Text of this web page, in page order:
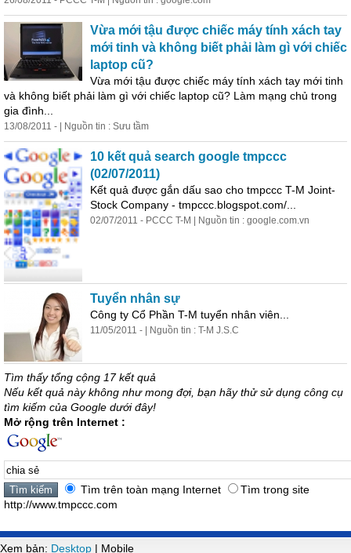
Vừa mới tậu được chiếc máy tính xách tay
mới tinh và không biết phải làm gì với chiếc
laptop cũ?
Vừa mới tậu được chiếc máy tính xách tay mới tinh
và không biết phải làm gì với chiếc laptop cũ? Làm mạng chủ trong
gia đình...
13/08/2011 - | Nguồn tin : Sưu tầm
10 kết quả search google tmpccc
(02/07/2011)
Kết quả được gắn dấu sao cho tmpccc T-M Joint-
Stock Company - tmpccc.blogspot.com/...
02/07/2011 - PCCC T-M | Nguồn tin : google.com.vn
Tuyển nhân sự
Công ty Cổ Phần T-M tuyển nhân viên...
11/05/2011 - | Nguồn tin : T-M J.S.C
Tìm thấy tổng cộng 17 kết quả
Nếu kết quả này không như mong đợi, bạn hãy thử sử dụng công cụ
tìm kiếm của Google dưới đây!
Mở rộng trên Internet :
Tìm trên toàn mạng Internet
Tìm trong site
http://www.tmpccc.com
Xem bản: Desktop | Mobile